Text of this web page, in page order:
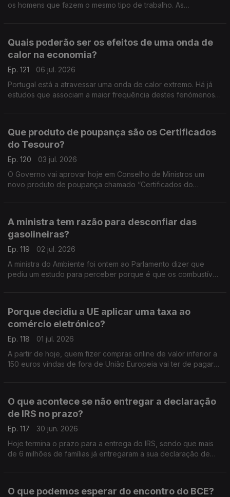
os homens que fazem o mesmo tipo de trabalho. As
Quais poderão ser os efeitos de uma onda de
calor na economia?
Ep. 121
06 jul. 2026
Portugal está a atravessar uma onda de calor extremo. Há já
estudos que associam a maior frequência destes fenómenos a
Que produto de poupança são os Certificados
do Tesouro?
Ep. 120
03 jul. 2026
O Governo vai aprovar hoje em Conselho de Ministros um
novo produto de poupança chamado “Certificados do
A ministra tem razão para desconfiar das
gasolineiras?
Ep. 119
02 jul. 2026
A ministra do Ambiente foi ontem ao Parlamento dizer que
pediu um estudo para perceber porque é que os combustíveis
Porque decidiu a UE aplicar uma taxa ao
comércio eletrónico?
Ep. 118
01 jul. 2026
A partir de hoje, quem fizer compras online de valor inferior a
150 euros vindas de fora de União Europeia vai ter de pagar
O que acontece se não entregar a declaração
de IRS no prazo?
Ep. 117
30 jun. 2026
Hoje termina o prazo para a entrega do IRS, sendo que mais
de 6 milhões de famílias já entregaram a sua declaração de
O que podemos esperar do encontro do BCE?